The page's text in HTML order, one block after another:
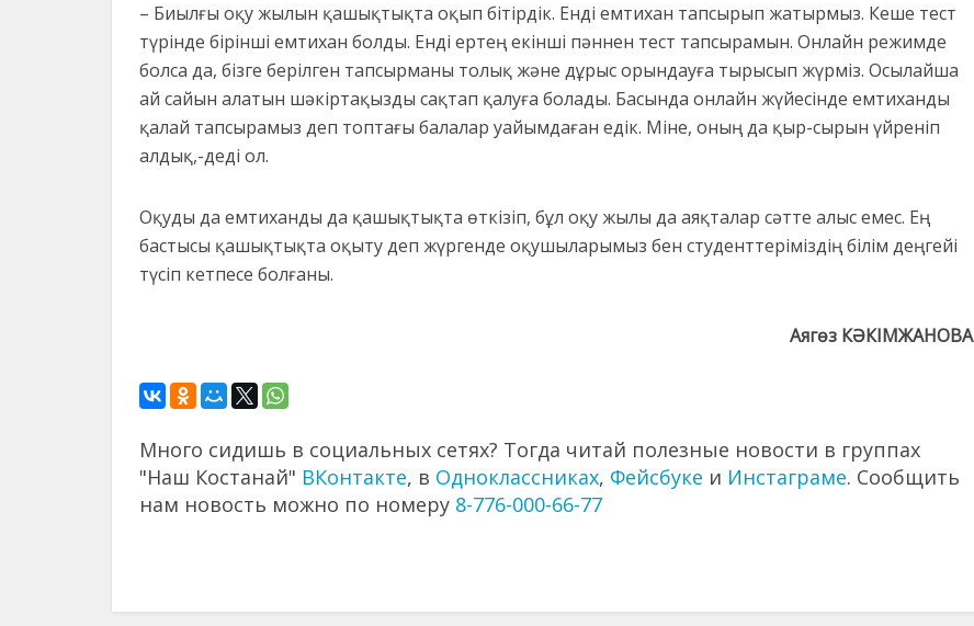
– Биылғы оқу жылын қашықтықта оқып бітірдік. Енді емтихан тапсырып жатырмыз. Кеше тест
түрінде бірінші емтихан болды. Енді ертең екінші пәннен тест тапсырамын. Онлайн режимде
болса да, бізге берілген тапсырманы толық және дұрыс орындауға тырысып жүрміз. Осылайша
ай сайын алатын шәкіртақызды сақтап қалуға болады. Басында онлайн жүйесінде емтиханды
қалай тапсырамыз деп топтағы балалар уайымдаған едік. Міне, оның да қыр-сырын үйреніп
алдық,-деді ол.
Оқуды да емтиханды да қашықтықта өткізіп, бұл оқу жылы да аяқталар сәтте алыс емес. Ең
бастысы қашықтықта оқыту деп жүргенде оқушыларымыз бен студенттеріміздің білім деңгейі
түсіп кетпесе болғаны.
Аягөз КӘКІМЖАНОВА
Много сидишь в социальных сетях? Тогда читай полезные новости в группах
"Наш Костанай" ВКонтакте, в Одноклассниках, Фейсбуке и Инстаграме. Сообщить
нам новость можно по номеру 8-776-000-66-77